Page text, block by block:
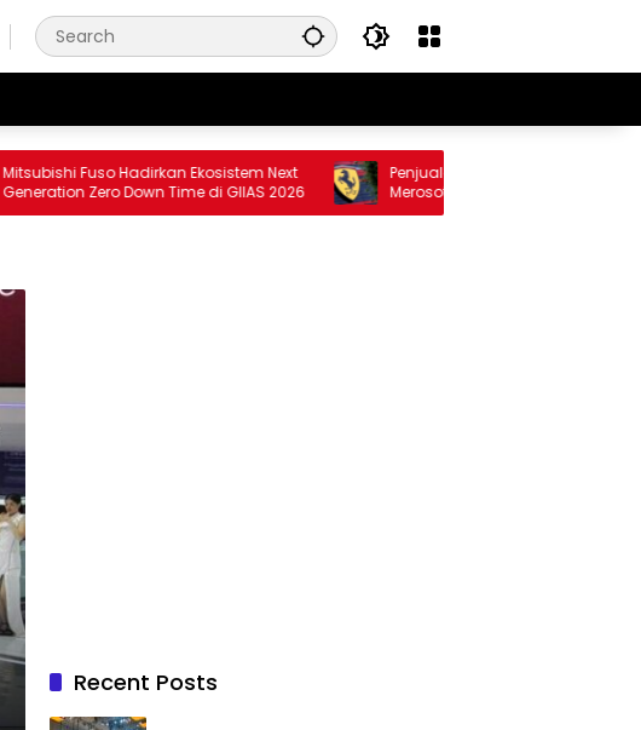
Fuso Hadirkan Ekosistem Next
Zero Down Time di GIIAS 2026
Penjualan Global Ferrari Semester I
Merosot, Ini Penyebabnya
Recent Posts